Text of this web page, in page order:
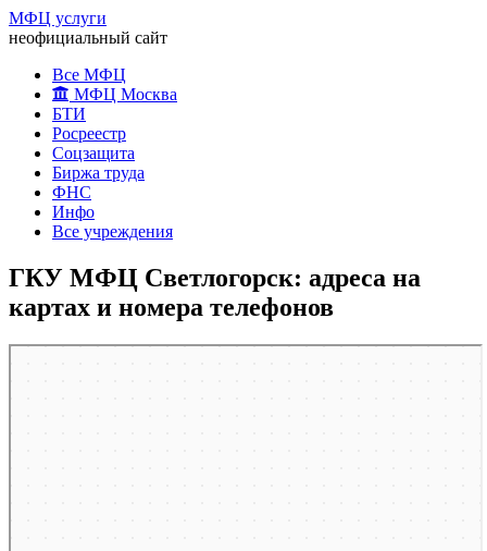
МФЦ услуги
неофициальный сайт
Все МФЦ
МФЦ Москва
БТИ
Росреестр
Соцзащита
Биржа труда
ФНС
Инфо
Все учреждения
ГКУ МФЦ Светлогорск: адреса на
картах и номера телефонов